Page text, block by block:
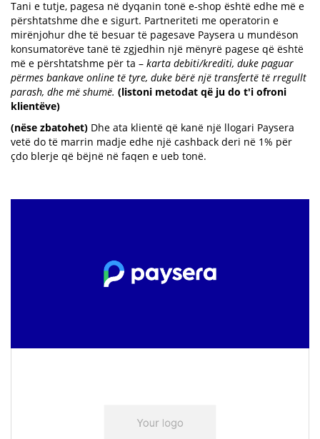
Tani e tutje, pagesa në dyqanin tonë e-shop është edhe më e
përshtatshme dhe e sigurt. Partneriteti me operatorin e
mirënjohur dhe të besuar të pagesave Paysera u mundëson
konsumatorëve tanë të zgjedhin një mënyrë pagese që është
më e përshtatshme për ta – karta debiti/krediti, duke paguar
përmes bankave online të tyre, duke bërë një transfertë të rregullt
parash, dhe më shumë. (listoni metodat që ju do t'i ofroni
klientëve)
(nëse zbatohet) Dhe ata klientë që kanë një llogari Paysera
vetë do të marrin madje edhe një cashback deri në 1% për
çdo blerje që bëjnë në faqen e ueb tonë.